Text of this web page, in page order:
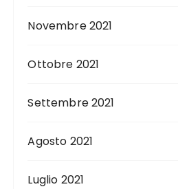
Novembre 2021
Ottobre 2021
Settembre 2021
Agosto 2021
Luglio 2021